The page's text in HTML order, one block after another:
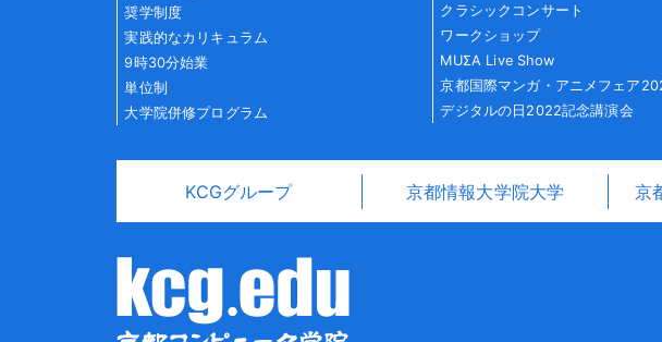
奨学制度
実践的なカリキュラム
9時30分始業
単位制
大学院併修プログラム
クラシックコンサート
ワークショップ
MUΣA Live Show
京都国際マンガ・アニメフェア
デジタルの日2022記念講演会
KCGグループ 京都情報大学院大学 京